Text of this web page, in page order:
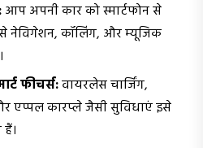
आप अपनी कार को स्मार्टफोन से
कॉलिंग, और म्यूजिक
फीचर्स:वायरलेस चार्जिंग,
एप्पल कारप्ले जैसी सुविधाएं इसे